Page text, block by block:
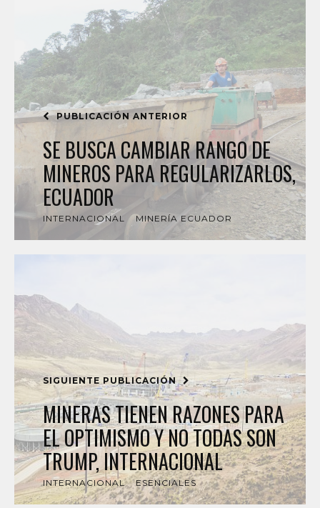
PUBLICACIÓN ANTERIOR
SE BUSCA CAMBIAR RANGO DE
MINEROS PARA REGULARIZARLOS,
ECUADOR
INTERNACIONAL MINERÍA ECUADOR
SIGUIENTE PUBLICACIÓN
MINERAS TIENEN RAZONES PARA
EL OPTIMISMO Y NO TODAS SON
TRUMP, INTERNACIONAL
INTERNACIONAL ESENCIALES